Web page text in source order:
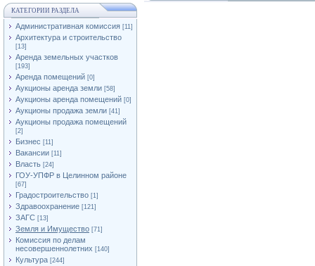
КАТЕГОРИИ РАЗДЕЛА
Административная комиссия [11]
Архитектура и строительство
[13]
Аренда земельных участков
[193]
Аренда помещений [0]
Аукционы аренда земли [58]
Аукционы аренда помещений [0]
Аукционы продажа земли [41]
Аукционы продажа помещений
[2]
Бизнес [11]
Вакансии [11]
Власть [24]
ГОУ-УПФР в Целинном районе
[67]
Градостроительство [1]
Здравоохранение [121]
ЗАГС [13]
Земля и Имущество [71]
Комиссия по делам
несовершеннолетних [140]
Культура [244]